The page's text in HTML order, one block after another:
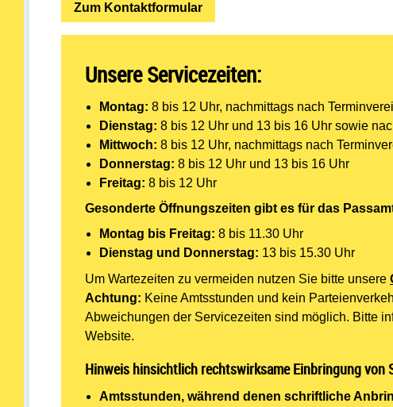
Zum Kontaktformular
Unsere Servicezeiten:
Montag: 8 bis 12 Uhr, nachmittags nach
Dienstag: 8 bis 12 Uhr und 13 bis 16 Uhr sowie
Mittwoch: 8 bis 12 Uhr, nachmittags nach
Donnerstag: 8 bis 12 Uhr und 13 bis 16 Uhr
Freitag: 8 bis 12 Uhr
Gesonderte Öffnungszeiten gibt es für das
Montag bis Freitag: 8 bis 11.30 Uhr
Dienstag und Donnerstag: 13 bis 15.30 Uhr
Um Wartezeiten zu vermeiden nutzen Sie bitte unsere
Achtung: Keine Amtsstunden und kein
Abweichungen der Servicezeiten sind möglich. Bitte
Website.
Hinweis hinsichtlich rechtswirksame Einbringung von
Amtsstunden, während denen schriftliche